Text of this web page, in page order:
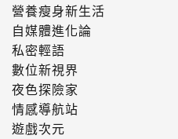
營養瘦身新生活
自媒體進化論
私密輕語
數位新視界
夜色探險家
情感導航站
遊戲次元